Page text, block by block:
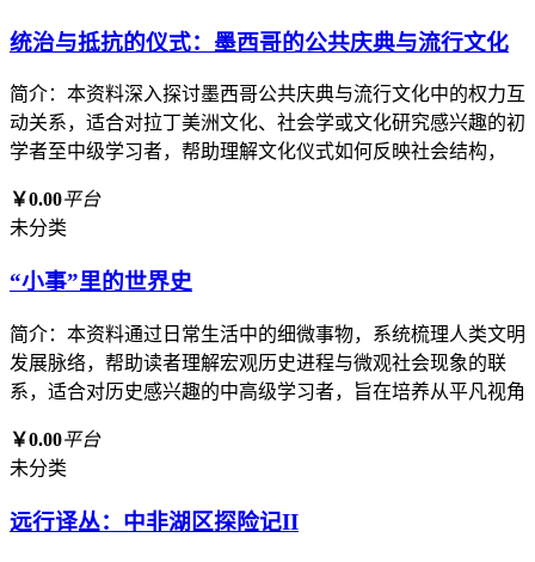
统治与抵抗的仪式：墨西哥的公共庆典与流行文化
简介：本资料深入探讨墨西哥公共庆典与流行文化中的权力互
动关系，适合对拉丁美洲文化、社会学或文化研究感兴趣的初
学者至中级学习者，帮助理解文化仪式如何反映社会结构，
￥0.00平台
未分类
“小事”里的世界史
简介：本资料通过日常生活中的细微事物，系统梳理人类文明
发展脉络，帮助读者理解宏观历史进程与微观社会现象的联
系，适合对历史感兴趣的中高级学习者，旨在培养从平凡视角
￥0.00平台
未分类
远行译丛：中非湖区探险记II